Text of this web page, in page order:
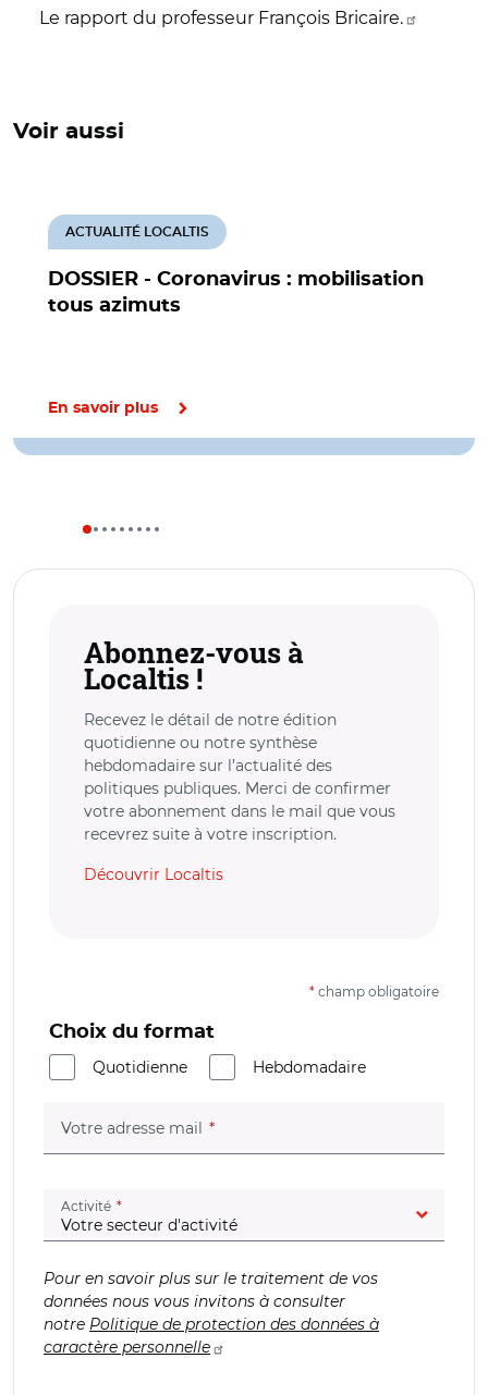
Le rapport du professeur François Bricaire.
Voir aussi
DOSSIER - Coronavirus : mobilisation
tous azimuts
ACTUALITÉ LOCALTIS
En savoir plus
Abonnez-vous à
Localtis !
Recevez le détail de notre édition
quotidienne ou notre synthèse
hebdomadaire sur l’actualité des
politiques publiques. Merci de confirmer
votre abonnement dans le mail que vous
recevrez suite à votre inscription.
Découvrir Localtis
* champ obligatoire
Choix du format
Quotidienne
Hebdomadaire
Votre adresse mail (champ obligatoire)
Activité (champ obligatoire)
Pour en savoir plus sur le traitement de vos
données nous vous invitons à consulter
notre Politique de protection des données à
caractère personnelle